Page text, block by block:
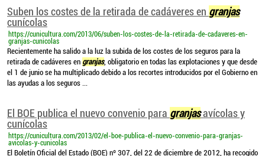
Suben los costes de la retirada de cadáveres en granjas
cunícolas
https://cunicultura.com/2013/06/suben-los-costes-de-la-retirada-de-cadaveres-en-
granjas-cunicolas
Recientemente ha salido a la luz la subida de los costes de los seguros para la
retirada de cadáveres en granjas, obligatorio en todas las explotaciones y que desde
el 1 de junio se ha multiplicado debido a los recortes introducidos por el Gobierno en
las ayudas a los seguros ...
El BOE publica el nuevo convenio para granjasavícolas y
cunícolas
https://cunicultura.com/2013/02/el-boe-publica-el-nuevo-convenio-para-granjas-
avicolas-y-cunicolas
El Boletín Oficial del Estado (BOE) nº 307, del 22 de diciembre de 2012, ha recogido